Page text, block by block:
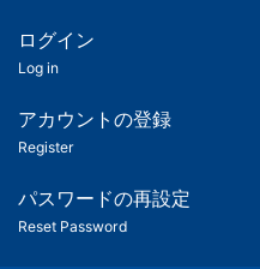
ツ
匿
名
ユ
ー
ログイン
Log in
アカウントの登録
Register
パスワードの再設定
Reset Password